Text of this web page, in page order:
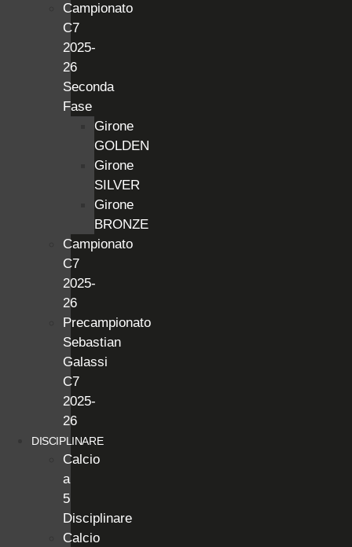
Campionato
C7
2025-
26
Seconda
Fase
Girone
GOLDEN
Girone
SILVER
Girone
BRONZE
Campionato
C7
2025-
26
Precampionato
Sebastian
Galassi
C7
2025-
26
DISCIPLINARE
Calcio
a
5
Disciplinare
Calcio